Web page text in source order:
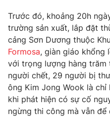
Góc doanh nghiệp
Truyền hình
Phim VTV
Hậu trường
Nhân vật
Khán giả
Giải trí
Điện ảnh
Âm nhạc
Sao
Đời sống
Du lịch
Làm đẹp
Giáo dục
Trước đó, khoảng 20h
trường sản xuất, lắp đặt
cảng Sơn Dương thuộc
Formosa, giàn giáo khổng
với trọng lượng hàng trăm
người chết, 29 người bị
ông Kim Jong Wook là
khi phát hiện có sự cố
ngừng thi công mà vẫn